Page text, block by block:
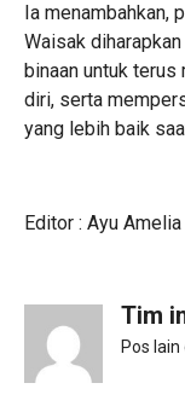
Ia menambahkan,
Waisak
binaan untuk terus
diri, serta
yang lebih baik
Editor : Ayu Amelia
Tim
Pos